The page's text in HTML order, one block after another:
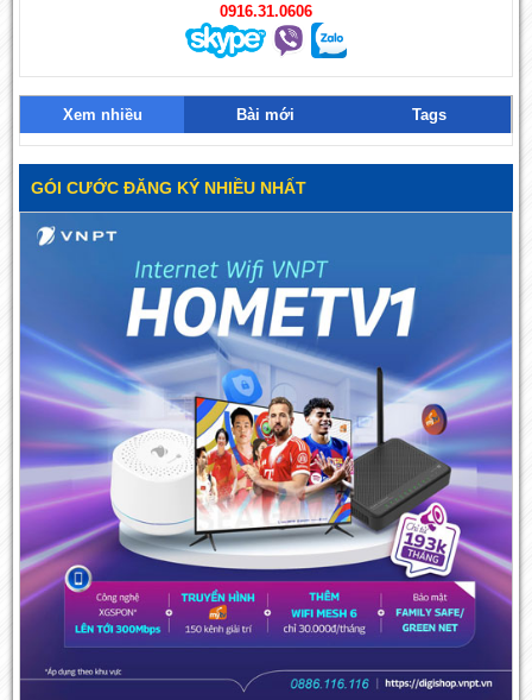
0916.31.0606
Xem nhiều Bài mới Tags
GÓI CƯỚC ĐĂNG KÝ NHIỀU NHẤT